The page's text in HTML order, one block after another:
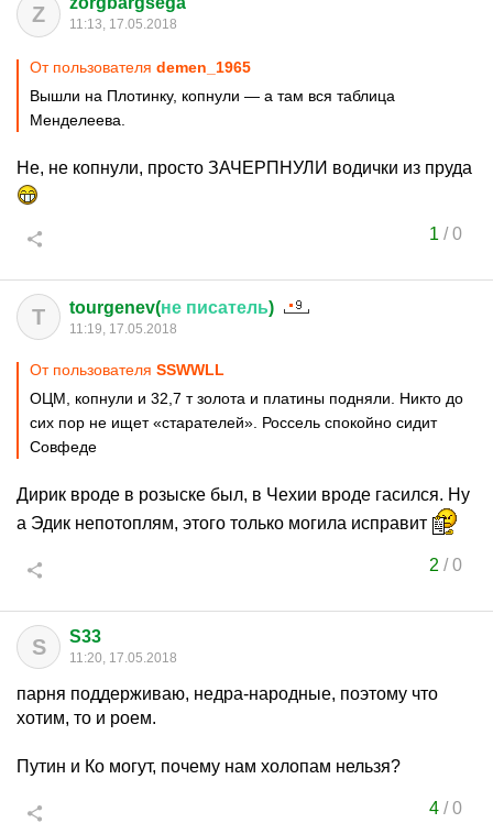
Z 11:13, 17.05.2018
От пользователя demen_1965
Вышли на Плотинку, копнули — а там вся таблица
Менделеева.
Не, не копнули, просто ЗАЧЕРПНУЛИ водички из пруда
1 /0
T tourgenev(не писатель)
11:19, 17.05.2018
От пользователя SSWWLL
ОЦМ, копнули и 32,7 т золота и платины подняли. Никто до
сих пор не ищет «старателей». Россель спокойно сидит
Совфеде
Дирик вроде в розыске был, в Чехии вроде гасился. Ну
а Эдик непотоплям, этого только могила исправит
2 /0
S S33
11:20, 17.05.2018
парня поддерживаю, недра-народные, поэтому что
хотим, то и роем.
Путин и Ко могут, почему нам холопам нельзя?
4/0